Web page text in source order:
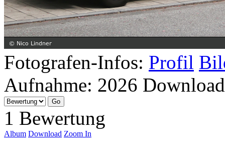
Fotografen-Infos: Profil
Aufnahme: 2026
1 Bewertung
Album Download Zoom In